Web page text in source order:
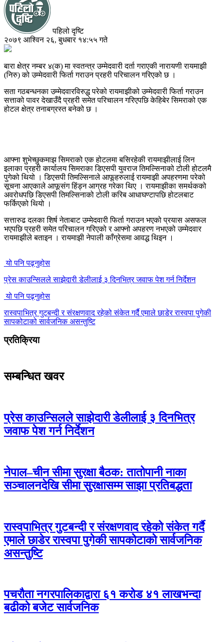
पहिलो दृष्टि
२०७९ आश्विन २६, बुधबार १४:५५ गते
बारा क्षेत्र नम्बर ४(क) मा स्वतन्त्र उम्मेदवारी दर्ता गराएकी नारायणी रायमाझी
(निरु) को उम्मेदवारी फिर्ता गराउन प्रहरी परिचालन गरिएको छ ।
सता गठबन्धनका उम्मेदवारविरुद्ध परेको रायमाझीको उम्मेदवारी फिर्ता गराउन
सत्ताको पावर देखाउँदै प्रहरी समेत परिचालन गरिएपछि केहिबेर सिमराको एक
होटल क्षेत्र तनाबग्रस्त बनेको छ ।
आफ्ना शुभेच्छुकमाझ सिमराको एक होटलमा बसिरहेकी रायमाझीलाई लिन
इलाका प्रहरी कार्यालय सिमराका डिएसपी युवराज तिमल्सिनाको टोली होटलमै
पुगेको थियो । डिएसपी तिमल्सिनाले आफूहरुलाई रायमाझी अपहरणमा परेको
सूचना आएकाले आफूसंग हिंड्न आग्रह गरेका थिए । रायमाझीका समर्थकको
अवरोधपछि डिएसपी तिमल्सिनाको टोली करिब आधाघण्टापछि होटलबाट
फर्किएको थियो ।
सत्तारुढ दलका शिर्ष नेताबाट उम्मेदवारी फिर्ता गराउन भएको प्रयास असफल
भएपछि प्रहरी समेत परिचालन गरिएको र आफ्नो अपहरण नभएको उम्मेदवार
रायमाझीले बताइन । रायमाझी नेपाली काँग्रेसमा आवद्ध थिइन ।
यो पनि पढ्नुहोस
प्रेस काउन्सिलले साझेदारी डेलीलाई ३ दिनभित्र जवाफ पेश गर्न निर्देशन
यो पनि पढ्नुहोस
रास्वपाभित्र गुटबन्दी र संरक्षणवाद रहेको संकेत गर्दै एमाले छाडेर रास्वपा पुगेकी
सापकोटाको सार्वजनिक असन्तुष्टि
प्रतिक्रिया
सम्बन्धित खवर
प्रेस काउन्सिलले साझेदारी डेलीलाई ३ दिनभित्र
जवाफ पेश गर्न निर्देशन
नेपाल–चीन सीमा सुरक्षा बैठक: तातोपानी नाका
सञ्चालनदेखि सीमा सुरक्षासम्म साझा प्रतिबद्धता
रास्वपाभित्र गुटबन्दी र संरक्षणवाद रहेको संकेत गर्दै
एमाले छाडेर रास्वपा पुगेकी सापकोटाको सार्वजनिक
असन्तुष्टि
पचरौता नगरपालिकाद्वारा ६१ करोड ४१ लाखभन्दा
बढीको बजेट सार्वजनिक